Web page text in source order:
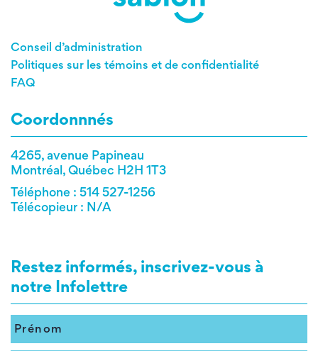
Conseil d’administration
Politiques sur les témoins et de confidentialité
FAQ
Coordonnnés
4265, avenue Papineau
Montréal, Québec H2H 1T3
Téléphone : 514 527-1256
Télécopieur : N/A
Restez informés, inscrivez-vous à
notre Infolettre